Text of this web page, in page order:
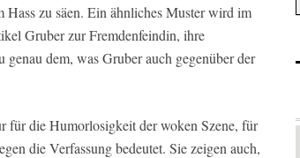
zu säen. Ein ähnliches Muster wird im
Gruber zur Fremdenfeindin, ihre
dem, was Gruber auch gegenüber der
für die Humorlosigkeit der woken Szene, für
die Verfassung bedeutet. Sie zeigen auch,